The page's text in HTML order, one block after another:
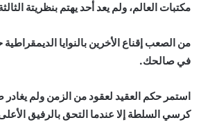
مكتبات العالم، ولم يعد أحد يهتم بنظريتة
من الصعب إقناع الأخرين بالنوايا الديمقراطية
في صالحك.
استمر حكم العقيد لعقود من الزمن ولم يغادر
كرسي السلطة إلا عندما التحق بالرفيق